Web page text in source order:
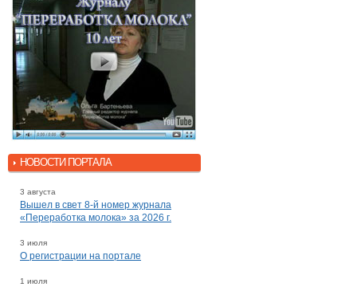
НОВОСТИ ПОРТАЛА
3 августа
Вышел в свет 8-й номер журнала
«Переработка молока» за 2026 г.
3 июля
О регистрации на портале
1 июля